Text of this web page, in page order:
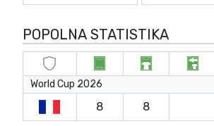
POPOLNA STATISTIKA
World Cup 2026
8 8